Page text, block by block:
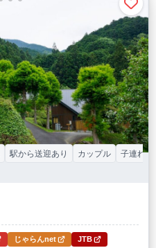
駅から送迎あり カップル 子連れ
じゃらんnet JTB